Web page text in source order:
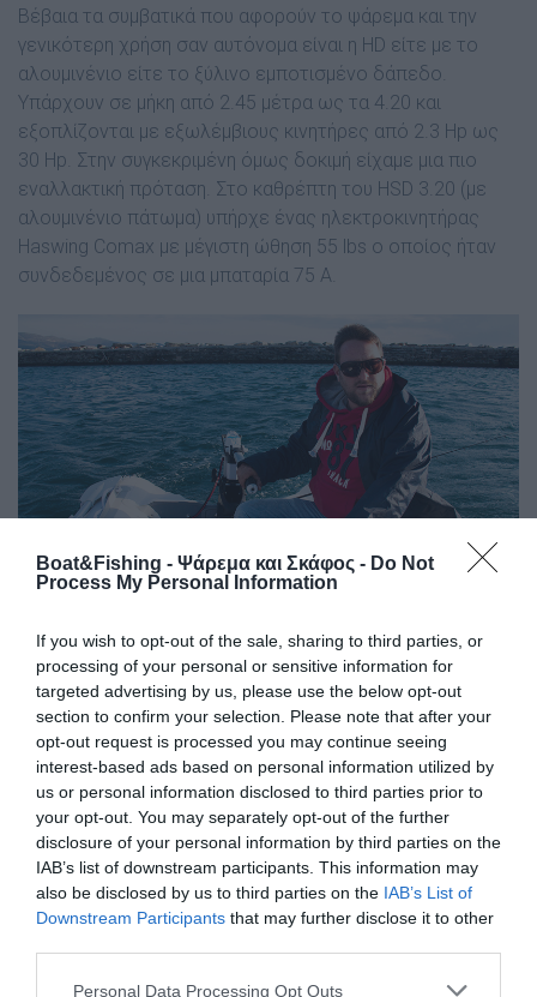
Boat&Fishing - Ψάρεμα και Σκάφος - Do Not
Process My Personal Information
If you wish to opt-out of the sale, sharing to third parties, or
processing of your personal or sensitive information for
targeted advertising by us, please use the below opt-out
section to confirm your selection. Please note that after your
opt-out request is processed you may continue seeing
interest-based ads based on personal information utilized by
us or personal information disclosed to third parties prior to
your opt-out. You may separately opt-out of the further
disclosure of your personal information by third parties on the
IAB’s list of downstream participants. This information may
also be disclosed by us to third parties on the IAB’s List of
Downstream Participants that may further disclose it to other
Personal Data Processing Opt Outs
Βέβαια τα συµβατικά που αφορούν το ψάρεµα και την
γενικότερη χρήση σαν αυτόνοµα είναι η HD είτε µε το
αλουµινένιο είτε το ξύλινο εµποτισµένο δάπεδο.
Υπάρχουν σε µήκη από 2.45 µέτρα ως τα 4.20 και
εξοπλίζονται µε εξωλέµβιους κινητήρες από 2.3 Hp ως
30 Hp. Στην συγκεκριµένη όµως δοκιµή είχαµε µια πιο
εναλλακτική πρόταση. Στο καθρέπτη του HSD 3.20 (µε
αλουµινένιο πάτωµα) υπήρχε ένας ηλεκτροκινητήρας
Haswing Comax µε µέγιστη ώθηση 55 lbs ο οποίος ήταν
συνδεδεµένος σε µια µπαταρία 75 Α.
Αυτοί οι κινητήρες εισάγονται και διανέµονται
αποκλειστικά από την Escape24 και ανήκουν στην ίδια
φιλοσοφία µε τα συµβατικά, παρέχονται σε ιδιαίτερα
ανταγωνιστικές τιµές µε υψηλό δείκτη value for money
προσφέροντας δηλαδή «προσιτή» ποιότητα. Με βάρος
από 6,7 ως 14,2 κιλά αποτελούν από τους πιο ελαφριούς
κινητήρες και είναι κατάλληλες για σκάφη µικρού –
µεσαίου µεγέθους (και όχι µόνο όπως θα διαβάσετε
παρακάτω), ιδανικές για ψάρεµα χάρις της αθόρυβης
λειτουργίας τους.